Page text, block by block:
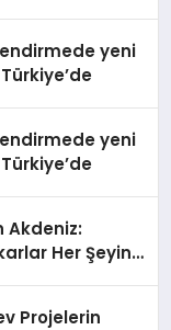
yeni
yeni
Akdeniz:
Her Şeyin
Projelerin